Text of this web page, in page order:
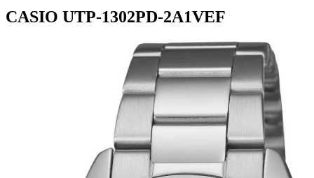
CASIO UTP-1302PD-2A1VEF